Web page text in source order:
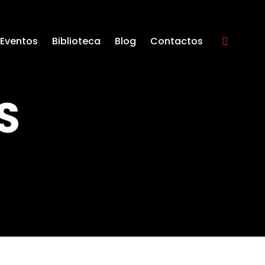
Eventos Biblioteca Blog Contactos Search: